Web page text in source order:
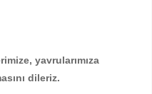
yavrularımıza
dileriz.